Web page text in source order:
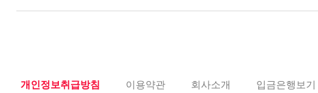
개인정보취급방침 이용약관 회사소개 입금은행보기